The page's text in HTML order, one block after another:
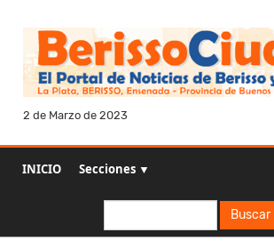
2 de Marzo de 2023
INICIO Secciones ▼
Buscar